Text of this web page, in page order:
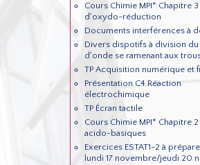
Cours Chimie MPI* Chapitre
d'oxydo-réduction
Documents interférences à
Divers dispotifs à division
d'onde se ramenant aux
TP Acquisition numérique et
Présentation C4 Réaction
électrochimique
TP Écran tactile
Cours Chimie MPI* Chapitre
acido-basiques
Exercices ESTAT1-2 à
lundi 17 novembre/jeudi 20